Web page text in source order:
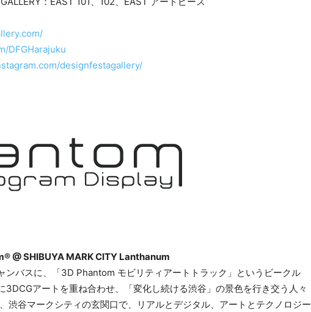
DFGHarajuku
designfestagallery/
@ SHIBUYA MARK CITY Lanthanum
ンバスに、「3D Phantom モビリティアートトラック」というビークル
3DCGアートを重ね合わせ、「変化し続ける渋谷」の景色を行き交う人々
渋谷マークシティの玄関口で、リアルとデジタル、アートとテクノロジー